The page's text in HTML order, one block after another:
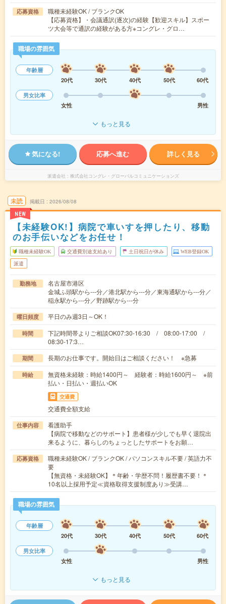
応募資格
職種未経験OK / ブランクOK
【応募資格】・会議通訳(逐次)の経験【歓迎スキル】スポー
ツ大会等で通訳の経験がある方※コングレ・グロ…
職場の雰囲気
年齢層
20代
30代 40代 50代
60代
男女比率
女性
男性
もっと見る
気になる! 応募へ進む 詳しく見る
派遣会社 株式会社コングレ・グローバルコミュニケーションズ
未読
NEW
掲載日 2026/08/08
【未経験OK!】病院で車いすを押したり、移動
のお手伝いなどをお任せ！
職種未経験OK 交通費別途支給あり 土日祝日が休み WEB登録OK
派遣
勤務地
名古屋市港区
金城ふ頭駅から---分／港北駅から---分／東海通駅から---分／
稲永駅から---分／野跡駅から---分
曜日頻度 平日のみ週3日～OK！
時間
下記時間帯よりご相談OK07:30-16:30 / 08:00-17:00 /
08:30-17:3…
期間 長期のお仕事です。開始日はご相談ください！ ※急募
時給
無資格未経験：時給1400円～ 経験者：時給1600円～ ※前
払い・日払い・週払いOK
交通費
交通費全額支給
仕事内容
看護助手
【病院で移動などのサポート】患者様が少しでも早く退院出
来るように、暮らしのちょっとしたサポートをお願…
応募資格
職種未経験OK / ブランクOK / パソコンスキル不要 / 英語力不
要
【無資格・未経験OK】＊年齢・学歴不問！履歴書不要！＊
10名以上採用予定≪資格取得支援制度あり≫受講…
職場の雰囲気
年齢層
20代
30代 40代 50代
60代
男女比率
女性
男性
もっと見る